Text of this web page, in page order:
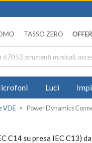
TASSO ZERO
Luci
VDE Power Dynamics
C14 su presa IEC C13)